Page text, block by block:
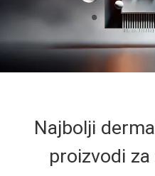
Najbolji
proizvodi